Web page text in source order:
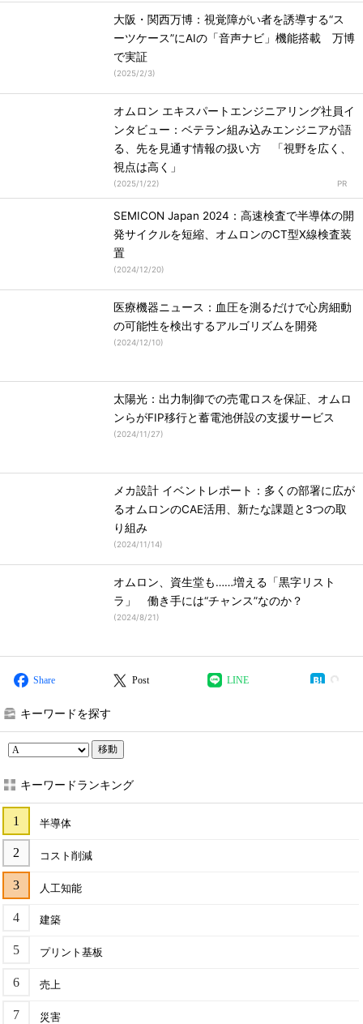
大阪・関西万博：視覚障がい者を誘導する“ス
ーツケース”にAIの「音声ナビ」機能搭載 万博
で実証
(2025/2/3)
オムロン エキスパートエンジニアリング社員イ
ンタビュー：ベテラン組み込みエンジニアが語
る、先を見通す情報の扱い方 「視野を広く、
視点は高く」
(2025/1/22)
SEMICON Japan 2024：高速検査で半導体の開
発サイクルを短縮、オムロンのCT型X線検査装
置
(2024/12/20)
医療機器ニュース：血圧を測るだけで心房細動
の可能性を検出するアルゴリズムを開発
(2024/12/10)
太陽光：出力制御での売電ロスを保証、オムロ
ンらがFIP移行と蓄電池併設の支援サービス
(2024/11/27)
メカ設計 イベントレポート：多くの部署に広が
るオムロンのCAE活用、新たな課題と3つの取
り組み
(2024/11/14)
オムロン、資生堂も……増える「黒字リスト
ラ」 働き手には“チャンス”なのか？
(2024/8/21)
Share Post LINE
キーワードを探す
移動
キーワードランキング
半導体
コスト削減
人工知能
建築
プリント基板
売上
災害